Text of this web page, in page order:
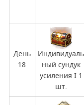
День
18
Индивидуаль
ный сундук
усиления I 1
шт.